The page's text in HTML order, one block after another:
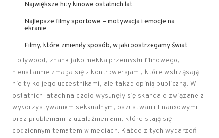
Największe hity kinowe ostatnich lat
Najlepsze filmy sportowe – motywacja i emocje na
ekranie
Filmy, które zmieniły sposób, w jaki postrzegamy świat
Hollywood, znane jako mekka przemysłu filmowego,
nieustannie zmaga się z kontrowersjami, które wstrząsają
nie tylko jego uczestnikami, ale także opinią publiczną. W
ostatnich latach na czoło wysunęły się skandale związane z
wykorzystywaniem seksualnym, oszustwami finansowymi
oraz problemami z uzależnieniami, które stają się
codziennym tematem w mediach. Każde z tych wydarzeń